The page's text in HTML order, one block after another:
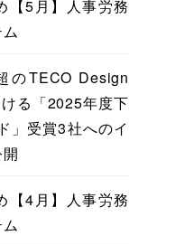
【5月】人事労務
ム
のTECO Design
る「2025年度下
」受賞3社へのイ
【4月】人事労務